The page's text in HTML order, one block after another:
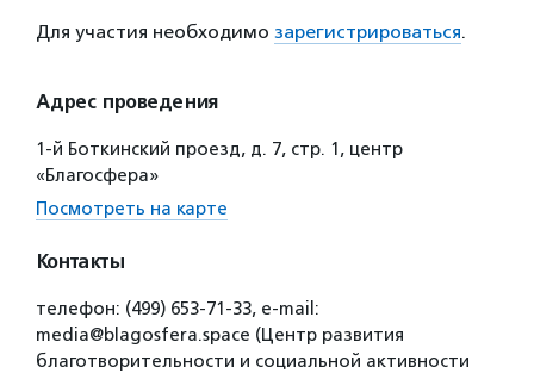
Для участия необходимо зарегистрироваться.
Адрес проведения
1-й Боткинский проезд, д. 7, стр. 1, центр
«Благосфера»
Посмотреть на карте
Контакты
телефон: (499) 653-71-33, e-mail:
media@blagosfera.space (Центр развития
благотворительности и социальной активности